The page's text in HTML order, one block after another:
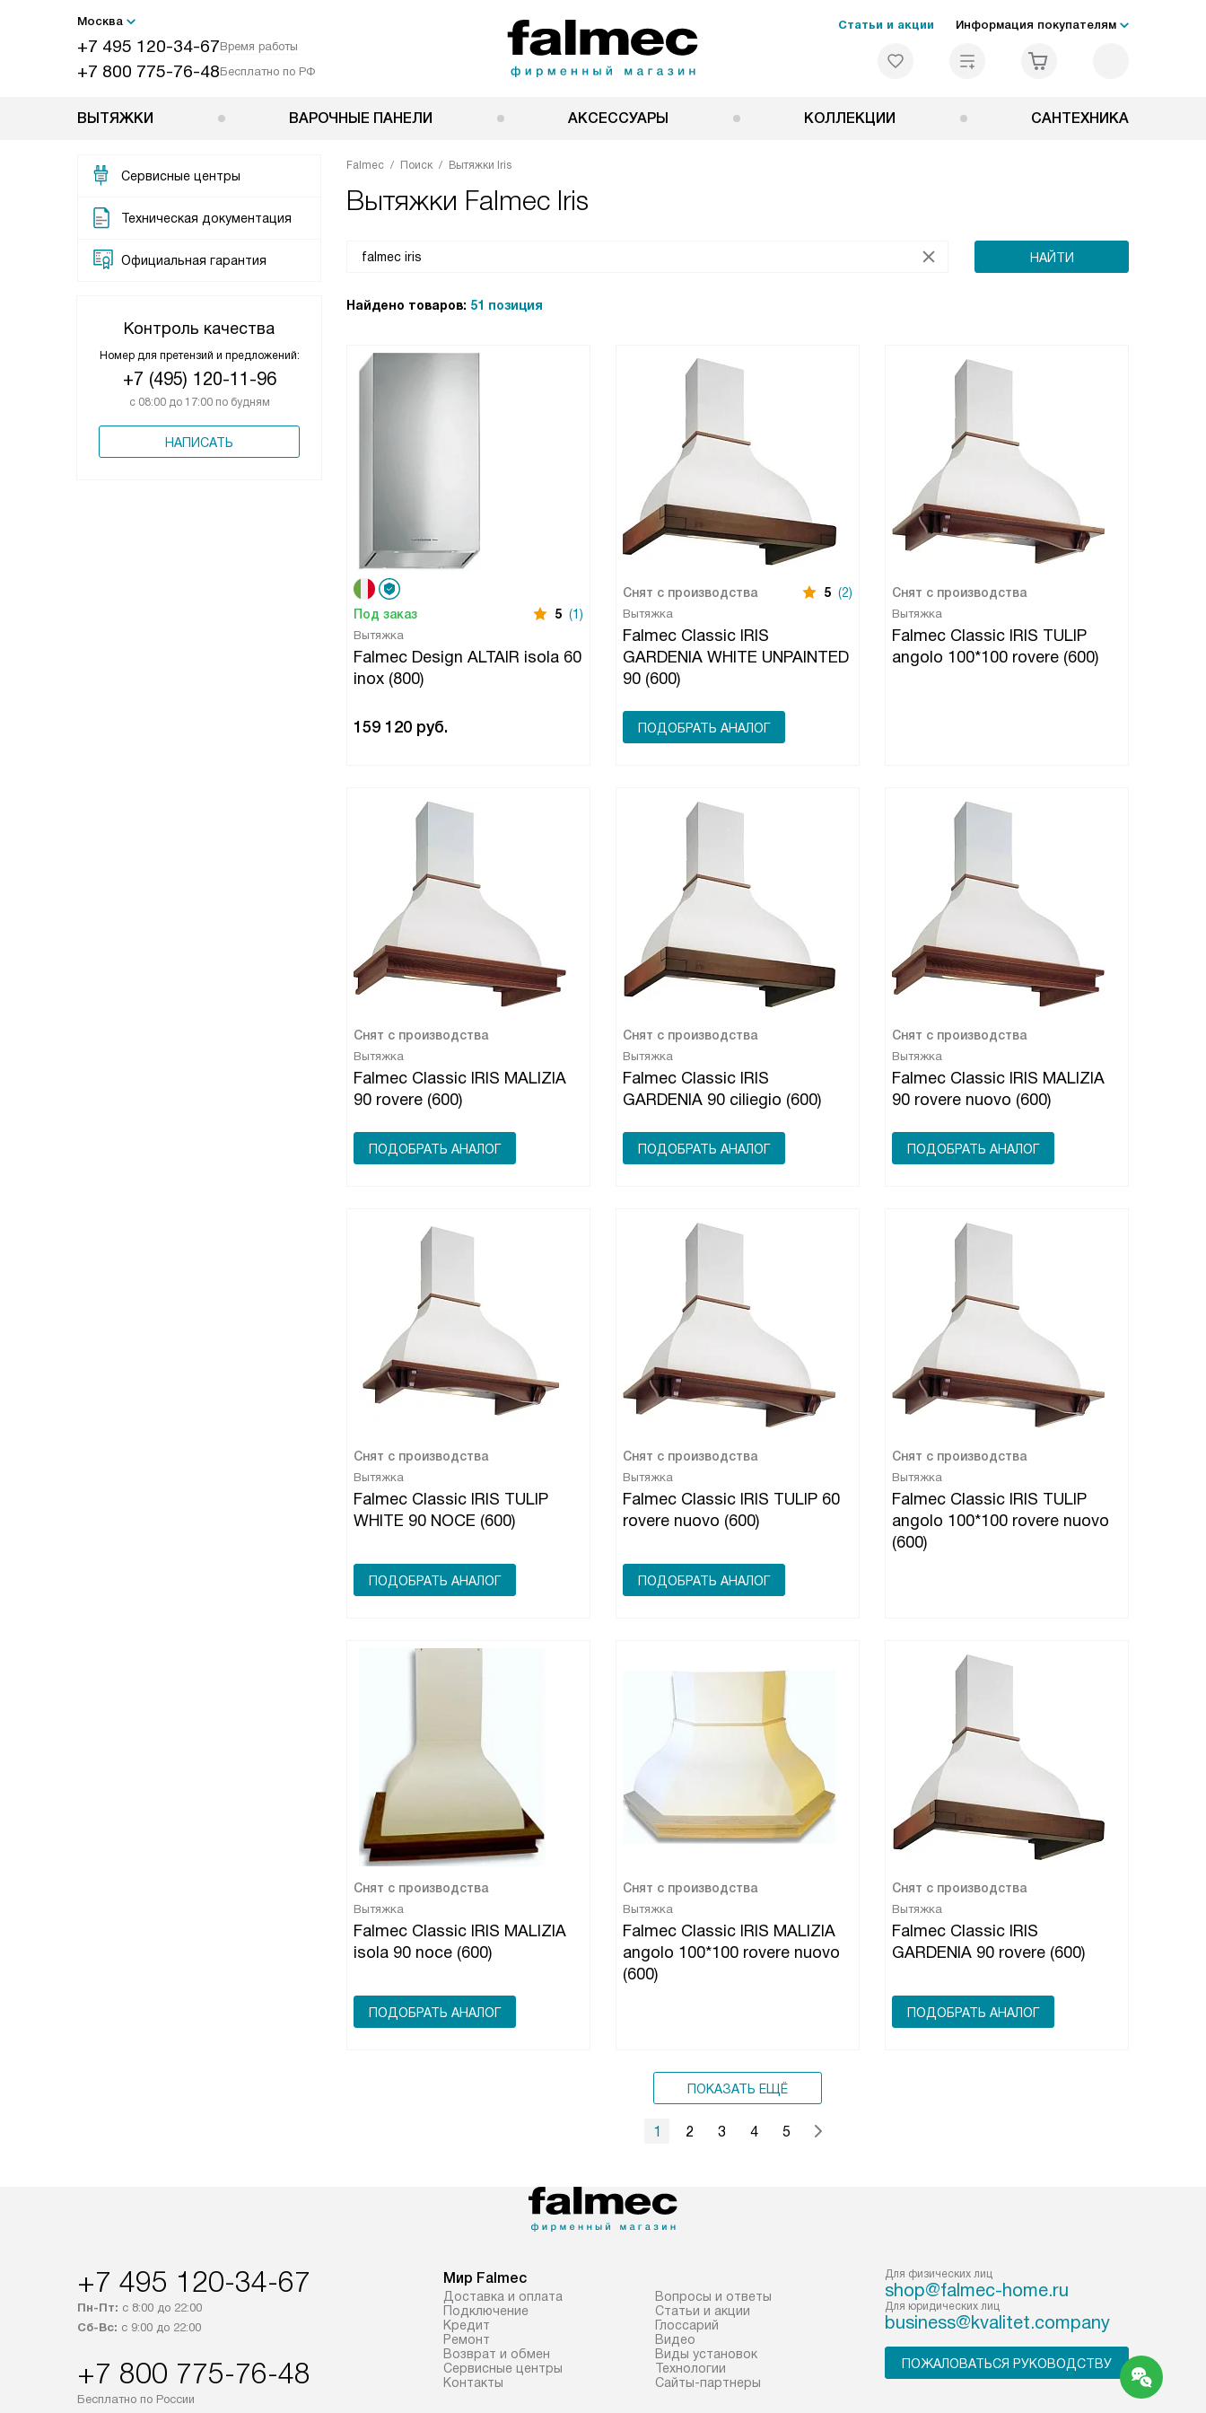
Москва
+7 495 120-34-67Время работы
+7 800 775-76-48Бесплатно по РФ
Статьи и акции Информация покупателям
ВЫТЯЖКИ ВАРОЧНЫЕ ПАНЕЛИ АКСЕССУАРЫ КОЛЛЕКЦИИ САНТЕХНИКА
Сервисные центры
Техническая документация
Официальная гарантия
Контроль качества
Номер для претензий и предложений:
+7 (495) 120-11-96
с 08:00 до 17:00 по будням
НАПИСАТЬ
Falmec Поиск Вытяжки Iris
Вытяжки Falmec Iris
Найдено товаров: 51 позиция
Под заказ 5 (1)
Вытяжка
Falmec Design ALTAIR isola 60
inox (800)
159 120 руб.
Снят с производства 5 (2)
Вытяжка
Falmec Classic IRIS
GARDENIA WHITE UNPAINTED
90 (600)
ПОДОБРАТЬ АНАЛОГ
Снят с производства
Вытяжка
Falmec Classic IRIS TULIP
angolo 100*100 rovere (600)
Снят с производства
Вытяжка
Falmec Classic IRIS MALIZIA
90 rovere (600)
ПОДОБРАТЬ АНАЛОГ
Снят с производства
Вытяжка
Falmec Classic IRIS
GARDENIA 90 ciliegio (600)
ПОДОБРАТЬ АНАЛОГ
Снят с производства
Вытяжка
Falmec Classic IRIS MALIZIA
90 rovere nuovo (600)
ПОДОБРАТЬ АНАЛОГ
Снят с производства
Вытяжка
Falmec Classic IRIS TULIP
WHITE 90 NOCE (600)
ПОДОБРАТЬ АНАЛОГ
Снят с производства
Вытяжка
Falmec Classic IRIS TULIP 60
rovere nuovo (600)
ПОДОБРАТЬ АНАЛОГ
Снят с производства
Вытяжка
Falmec Classic IRIS TULIP
angolo 100*100 rovere nuovo
(600)
Снят с производства
Вытяжка
Falmec Classic IRIS MALIZIA
isola 90 noce (600)
ПОДОБРАТЬ АНАЛОГ
Снят с производства
Вытяжка
Falmec Classic IRIS MALIZIA
angolo 100*100 rovere nuovo
(600)
Снят с производства
Вытяжка
Falmec Classic IRIS
GARDENIA 90 rovere (600)
ПОДОБРАТЬ АНАЛОГ
ПОКАЗАТЬ ЕЩЁ
1 2 3 4 5
+7 495 120-34-67
Пн-Пт: с 8:00 до 22:00
Сб-Вс: с 9:00 до 22:00
+7 800 775-76-48
Бесплатно по России
Мир Falmec
Доставка и оплата
Подключение
Кредит
Ремонт
Возврат и обмен
Сервисные центры
Контакты
Вопросы и ответы
Статьи и акции
Глоссарий
Видео
Виды установок
Технологии
Сайты-партнеры
Для физических лиц
shop@falmec-home.ru
Для юридических лиц
business@kvalitet.company
ПОЖАЛОВАТЬСЯ РУКОВОДСТВУ